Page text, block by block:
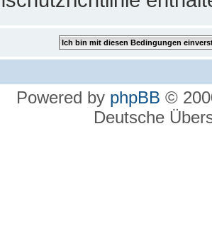
Powered by phpBB ©
Deutsche